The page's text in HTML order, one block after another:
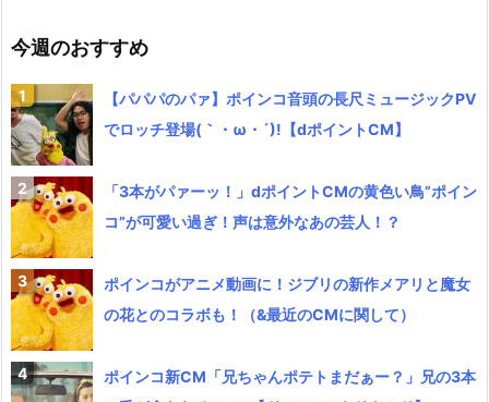
今週のおすすめ
【パパパのパァ】ポインコ音頭の長尺ミュージックPV
でロッチ登場(｀・ω・´)!【dポイントCM】
「3本がパァーッ！」dポイントCMの黄色い鳥”ポイン
コ”が可愛い過ぎ！声は意外なあの芸人！？
ポインコがアニメ動画に！ジブリの新作メアリと魔女
の花とのコラボも！（&最近のCMに関して）
ポインコ新CM「兄ちゃんポテトまだぁー？」兄の3本